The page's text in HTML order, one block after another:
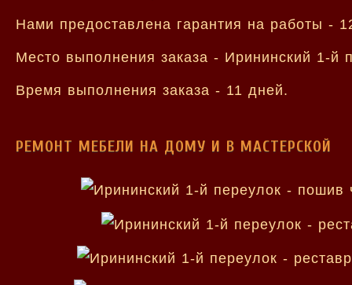
Нами предоставлена гарантия на работы -
Место выполнения заказа - Ирининский 1-й
Время выполнения заказа - 11 дней.
РЕМОНТ МЕБЕЛИ НА ДОМУ И В МАСТЕРСКОЙ